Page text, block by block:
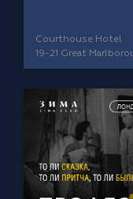
Courthouse Hotel
19-21 Great